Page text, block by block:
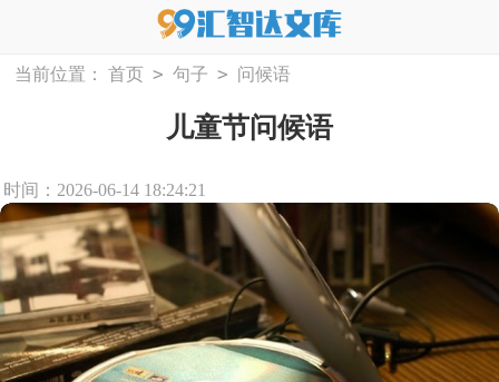
当前位置： 首页 > 句子 > 问候语
儿童节问候语
时间：2026-06-14 18:24:21